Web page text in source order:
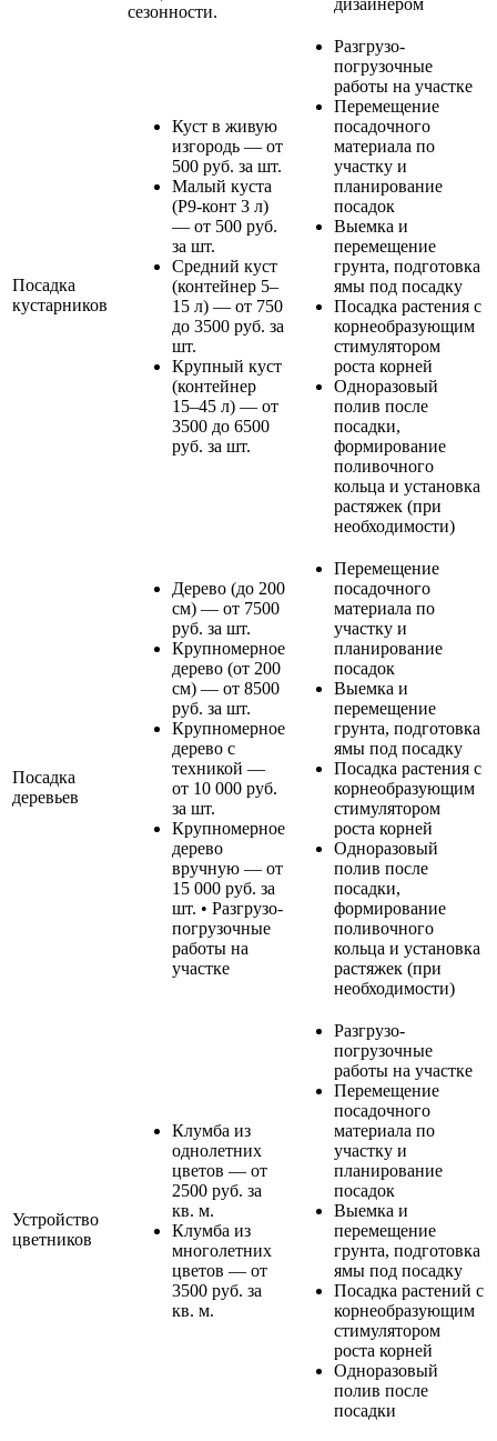
сезонности.
Посадка
кустарников
Куст в живую
изгородь — от
500 руб. за шт.
Малый куста
(Р9-конт 3 л)
— от 500 руб.
за шт.
Средний куст
(контейнер 5–
15 л) — от 750
до 3500 руб. за
шт.
Крупный куст
(контейнер
15–45 л) — от
3500 до 6500
руб. за шт.
Разгрузо-
погрузочные
работы на участке
Перемещение
посадочного
материала по
участку и
планирование
посадок
Выемка и
перемещение
грунта, подготовка
ямы под посадку
Посадка растения с
корнеобразующим
стимулятором
роста корней
Одноразовый
полив после
посадки,
формирование
поливочного
кольца и установка
растяжек (при
необходимости)
Посадка
деревьев
Дерево (до 200
см) — от 7500
руб. за шт.
Крупномерное
дерево (от 200
см) — от 8500
руб. за шт.
Крупномерное
дерево с
техникой —
от 10 000 руб.
за шт.
Крупномерное
дерево
вручную — от
15 000 руб. за
шт. • Разгрузо-
погрузочные
работы на
участке
Перемещение
посадочного
материала по
участку и
планирование
посадок
Выемка и
перемещение
грунта, подготовка
ямы под посадку
Посадка растения с
корнеобразующим
стимулятором
роста корней
Одноразовый
полив после
посадки,
формирование
поливочного
кольца и установка
растяжек (при
необходимости)
Устройство
цветников
Клумба из
однолетних
цветов — от
2500 руб. за
кв. м.
Клумба из
многолетних
цветов — от
3500 руб. за
кв. м.
Разгрузо-
погрузочные
работы на участке
Перемещение
посадочного
материала по
участку и
планирование
посадок
Выемка и
перемещение
грунта, подготовка
ямы под посадку
Посадка растений с
корнеобразующим
стимулятором
роста корней
Одноразовый
полив после
посадки